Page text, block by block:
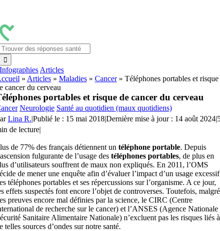
contenu
Infographies Articles
» Articles» Maladies» Cancer» Téléphones portables et risque
cancer du cerveau
portables et risque de cancer du cerveau
Neurologie Santé au quotidien (maux quotidiens)
Lina R.|Publié le : 15 mai 2018|Dernière mise à jour : 14 août 2024|
de lecture|
de 77% des français détiennent un téléphone portable. Depuis
fulgurante de l’usage des téléphones portables, de plus en
d’utilisateurs souffrent de maux non expliqués. En 2011, l’OMS
de mener une enquête afin d’évaluer l’impact d’un usage excessif
téléphones portables et ses répercussions sur l’organisme. A ce jour,
effets suspectés font encore l’objet de controverses. Toutefois, malgré
preuves encore mal définies par la science, le CIRC (Centre
de recherche sur le cancer) et l’ANSES (Agence Nationale
Sanitaire Alimentaire Nationale) n’excluent pas les risques liés à
telles sources d’ondes sur notre santé.